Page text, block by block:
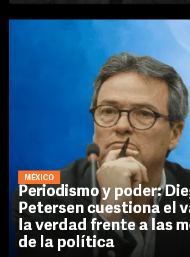
MÉXICO
Periodismo y poder:
Petersen cuestiona el
la verdad frente a las
de la política